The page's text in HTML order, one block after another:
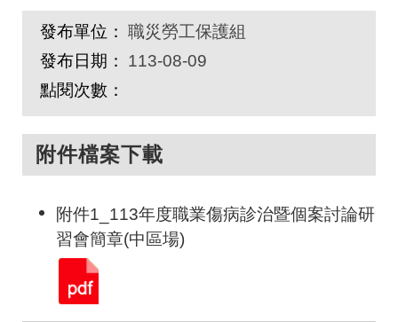
發布單位： 職災勞工保護組
發布日期：
113-08-09
點閱次數：
附件檔案下載
附件1_113年度職業傷病診治暨個案討論研
習會簡章(中區場)